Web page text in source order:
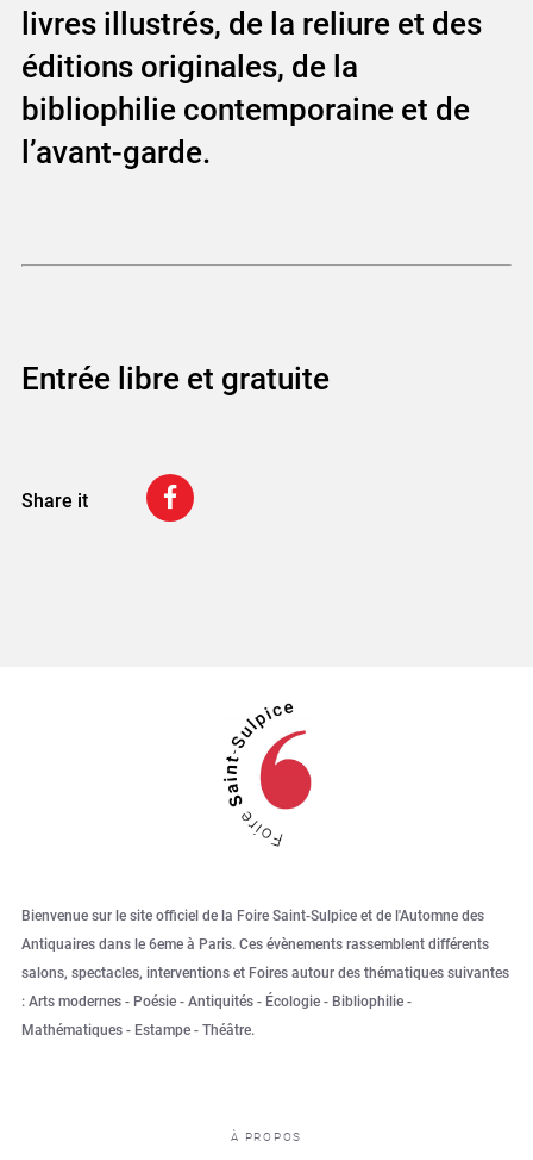
livres illustrés, de la reliure et des
éditions originales, de la
bibliophilie contemporaine et de
l’avant-garde.
Entrée libre et gratuite
Share it
Bienvenue sur le site officiel de la Foire Saint-Sulpice et de l'Automne des
Antiquaires dans le 6eme à Paris. Ces évènements rassemblent différents
salons, spectacles, interventions et Foires autour des thématiques suivantes
: Arts modernes - Poésie - Antiquités - Écologie - Bibliophilie -
Mathématiques - Estampe - Théâtre.
À PROPOS